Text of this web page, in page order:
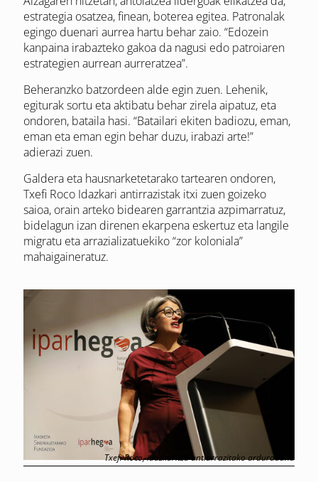
estrategia osatzea, finean, boterea egitea. Patronalak
egingo duenari aurrea hartu behar zaio. “Edozein
kanpaina irabazteko gakoa da nagusi edo patroiaren
estrategien aurrean aurreratzea”.
Beheranzko batzordeen alde egin zuen. Lehenik,
egiturak sortu eta aktibatu behar zirela aipatuz, eta
ondoren, bataila hasi. “Batailari ekiten badiozu, eman,
eman eta eman egin behar duzu, irabazi arte!”
adierazi zuen.
Galdera eta hausnarketetarako tartearen ondoren,
Txefi Roco Idazkari antirrazistak itxi zuen goizeko
saioa, orain arteko bidearen garrantzia azpimarratuz,
bidelagun izan direnen ekarpena eskertuz eta langile
migratu eta arrazializatuekiko “zor koloniala”
mahaigaineratuz.
Txefi Roco, idazkaritza antiarrazitako arduraduna